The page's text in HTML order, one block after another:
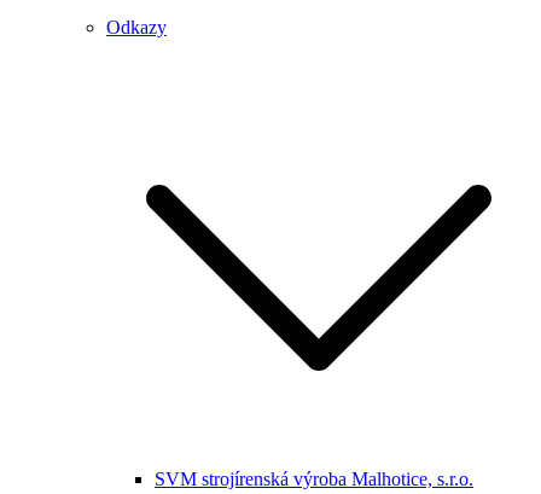
Odkazy
SVM strojírenská výroba Malhotice, s.r.o.